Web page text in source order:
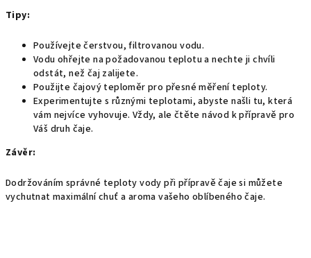
Tipy:
Používejte čerstvou, filtrovanou vodu.
Vodu ohřejte na požadovanou teplotu a nechte ji chvíli
odstát, než čaj zalijete.
Použijte čajový teploměr pro přesné měření teploty.
Experimentujte s různými teplotami, abyste našli tu, která
vám nejvíce vyhovuje. Vždy, ale čtěte návod k přípravě pro
Váš druh čaje.
Závěr:
Dodržováním správné teploty vody při přípravě čaje si můžete
vychutnat maximální chuť a aroma vašeho oblíbeného čaje.